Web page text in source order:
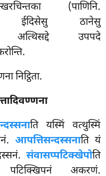
(पाणिनि.
ईदिसेसु ठानेसु
अत्थिसद्दे उपपदे
निट्ठिता.
ति यस्मिं वत्थुस्मिं
आपत्तिसन्दस्सनाति यं
संवासप्पटिक्खेपोति
पटिक्खिपनं अकरणं.